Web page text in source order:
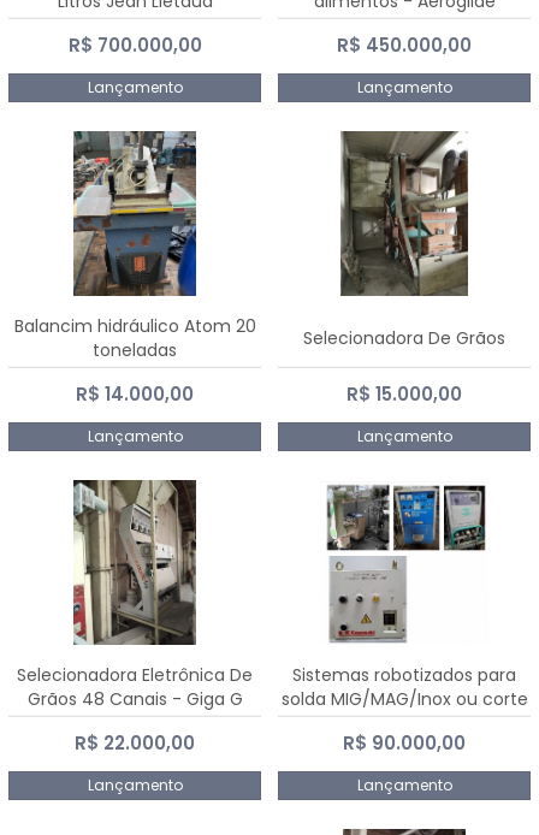
R$ 700.000,00
Lançamento
R$ 450.000,00
Lançamento
Balancim hidráulico Atom 20
toneladas
R$ 14.000,00
Lançamento
Selecionadora De Grãos
R$ 15.000,00
Lançamento
Selecionadora Eletrônica De
Grãos 48 Canais - Giga G
10000
R$ 22.000,00
Lançamento
Sistemas robotizados para
solda MIG/MAG/Inox ou corte
plasma
R$ 90.000,00
Lançamento